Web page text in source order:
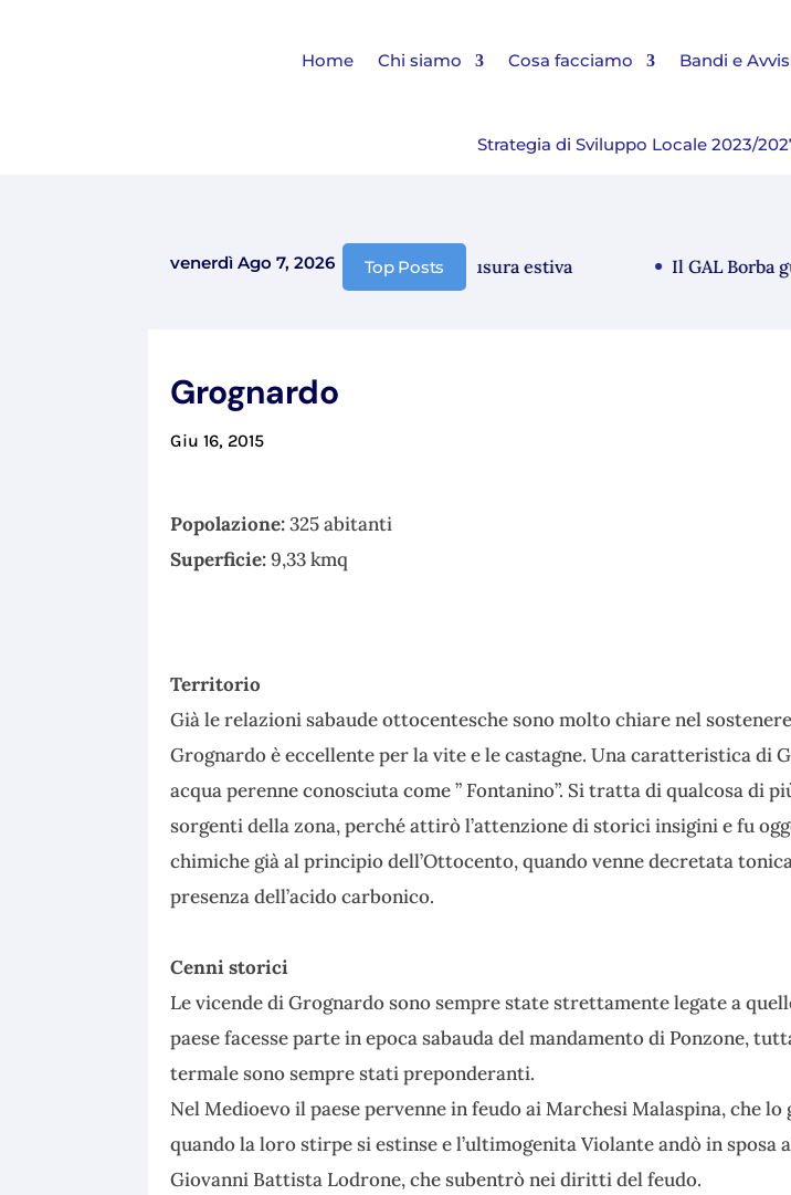
Home Chi siamo Cosa facciamo Bandi e
Strategia di Sviluppo Locale 2023/
venerdì Ago 7, 2026 Top Posts
Comunicazione chiusura estiva Il GAL Borba
Grognardo
Giu 16, 2015
Popolazione:325 abitanti
Superficie:9,33 kmq
Territorio
Già le relazioni sabaude ottocentesche sono molto chiare nel
Grognardo è eccellente per la vite e le castagne. Una caratteristica di
acqua perenne conosciuta come ” Fontanino”. Si tratta di qualcosa di
sorgenti della zona, perché attirò l’attenzione di storici insigini e fu
chimiche già al principio dell’Ottocento, quando venne decretata
presenza dell’acido carbonico.
Cenni storici
Le vicende di Grognardo sono sempre state strettamente legate a
paese facesse parte in epoca sabauda del mandamento di Ponzone,
termale sono sempre stati preponderanti.
Nel Medioevo il paese pervenne in feudo ai Marchesi Malaspina, che
quando la loro stirpe si estinse e l’ultimogenita Violante andò in sposa
Giovanni Battista Lodrone, che subentrò nei diritti del feudo.